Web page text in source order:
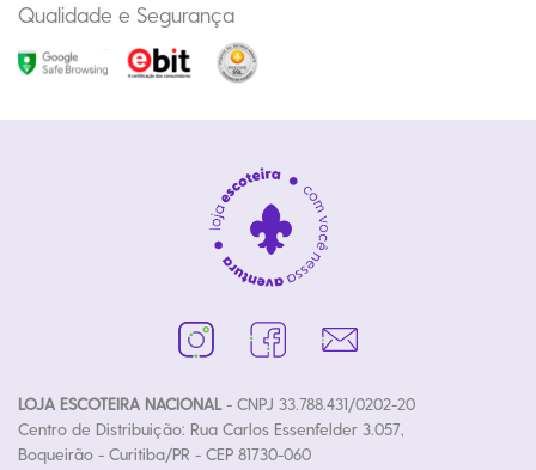
Qualidade e Segurança
LOJA ESCOTEIRA NACIONAL- CNPJ 33.788.431/0202-20
Centro de Distribuição: Rua Carlos Essenfelder 3.057,
Boqueirão - Curitiba/PR - CEP 81730-060